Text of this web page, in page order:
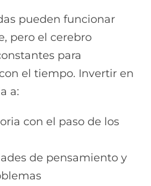
pueden funcionar
pero el cerebro
para
el tiempo. Invertir en
a:
con el paso de los
de pensamiento y